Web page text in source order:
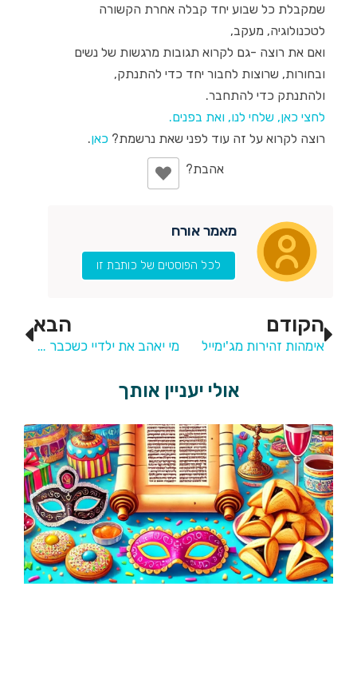
שמקבלת כל שבוע יחד קבלה אחרת הקשורה
לטכנולוגיה, מעקב,
ואם את רוצה -גם לקרוא תגובות מרגשות של נשים
ובחורות, שרוצות לחבור יחד כדי להתנתק,
ולהתנתק כדי להתחבר.
לחצי כאן, שלחי לנו, ואת בפנים.
רוצה לקרוא על זה עוד לפני שאת נרשמת? כאן.
מאמר אורח
לכל הפוסטים של כותבת זו
הקודם
אימהות זהירות מג'ימייל
הבא
מי יאהב את ילדיי כשכבר לא אהיה פה
אולי יעניין אותך